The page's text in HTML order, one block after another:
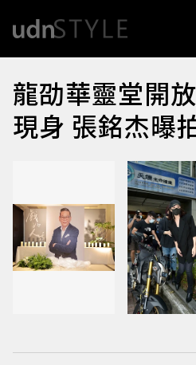
龍劭華靈堂開
現身 張銘杰曝